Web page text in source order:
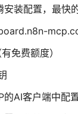
安装配置，最快
免费额度）
的AI客户端中配